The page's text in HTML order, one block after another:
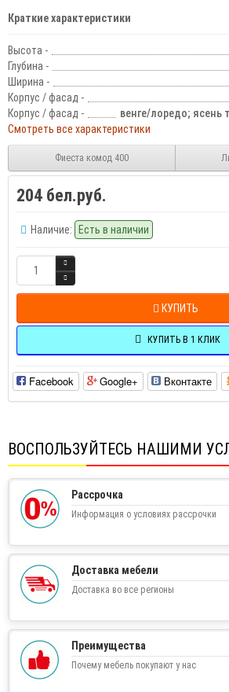
Краткие характеристики
Высота -
Глубина -
Ширина -
Корпус / фасад -
Корпус / фасад -
венге/лоредо;
Смотреть все характеристики
Фиеста комод 400
204 бел.руб.
Наличие: Есть в наличии
КУПИТЬ
КУПИТЬ В 1 КЛИК
Facebook Google+ Вконтакте
ВОСПОЛЬЗУЙТЕСЬ НАШИМИ
Рассрочка
Информация о условиях рассрочки
Доставка мебели
Доставка во все регионы
Преимущества
Почему мебель покупают у нас